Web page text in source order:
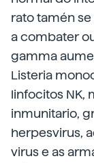
rato tamén
a combater
gamma
Listeria
linfocitos NK,
inmunitario,
herpesvirus,
virus e as